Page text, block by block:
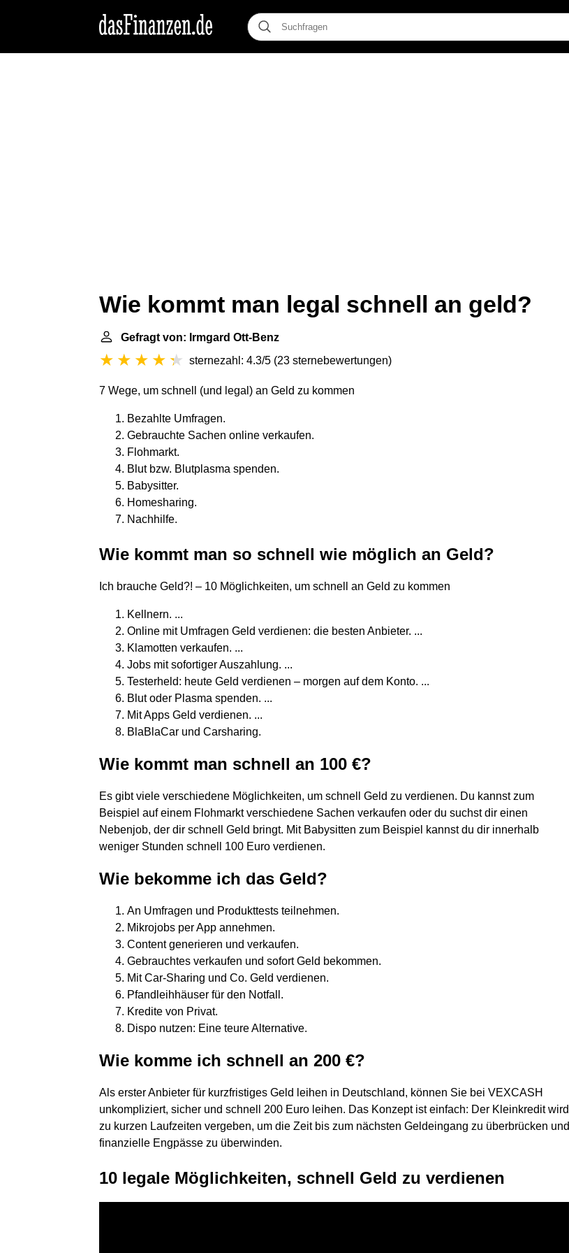
Wie kommt man legal schnell an geld?
Gefragt von: Irmgard Ott-Benz
sternezahl: 4.3/5 (23 sternebewertungen)
7 Wege, um schnell (und legal) an Geld zu kommen
Bezahlte Umfragen.
Gebrauchte Sachen online verkaufen.
Flohmarkt.
Blut bzw. Blutplasma spenden.
Babysitter.
Homesharing.
Nachhilfe.
Wie kommt man so schnell wie möglich an Geld?
Ich brauche Geld?! – 10 Möglichkeiten, um schnell an Geld zu kommen
Kellnern. ...
Online mit Umfragen Geld verdienen: die besten Anbieter. ...
Klamotten verkaufen. ...
Jobs mit sofortiger Auszahlung. ...
Testerheld: heute Geld verdienen – morgen auf dem Konto. ...
Blut oder Plasma spenden. ...
Mit Apps Geld verdienen. ...
BlaBlaCar und Carsharing.
Wie kommt man schnell an 100 €?
Es gibt viele verschiedene Möglichkeiten, um schnell Geld zu verdienen. Du kannst zum
Beispiel auf einem Flohmarkt verschiedene Sachen verkaufen oder du suchst dir einen
Nebenjob, der dir schnell Geld bringt. Mit Babysitten zum Beispiel kannst du dir innerhalb
weniger Stunden schnell 100 Euro verdienen.
Wie bekomme ich das Geld?
An Umfragen und Produkttests teilnehmen.
Mikrojobs per App annehmen.
Content generieren und verkaufen.
Gebrauchtes verkaufen und sofort Geld bekommen.
Mit Car-Sharing und Co. Geld verdienen.
Pfandleihhäuser für den Notfall.
Kredite von Privat.
Dispo nutzen: Eine teure Alternative.
Wie komme ich schnell an 200 €?
Als erster Anbieter für kurzfristiges Geld leihen in Deutschland, können Sie bei VEXCASH
unkompliziert, sicher und schnell 200 Euro leihen. Das Konzept ist einfach: Der Kleinkredit wird
zu kurzen Laufzeiten vergeben, um die Zeit bis zum nächsten Geldeingang zu überbrücken und
finanzielle Engpässe zu überwinden.
10 legale Möglichkeiten, schnell Geld zu verdienen